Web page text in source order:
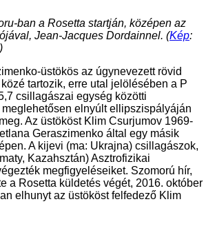
ban a Rosetta startján, középen az
Jean-Jacques Dordainnel. (Kép:
üstökös az úgynevezett rövid
tartozik, erre utal jelölésében a P
csillagászai egység közötti
elnyúlt ellipszispályáján
Az üstököst Klim Csurjumov 1969-
Geraszimenko által egy másik
A kijevi (ma: Ukrajna) csillagászok,
Kazahsztán) Asztrofizikai
megfigyeléseiket. Szomorú hír,
a Rosetta küldetés végét, 2016. október
elhunyt az üstököst felfedező Klim